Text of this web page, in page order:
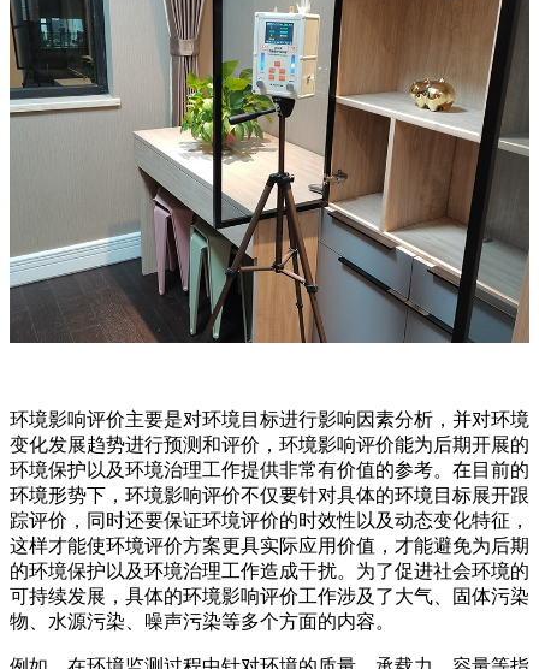
环境影响评价主要是对环境目标进行影响因素分析，并对环境
变化发展趋势进行预测和评价，环境影响评价能为后期开展的
环境保护以及环境治理工作提供非常有价值的参考。在目前的
环境形势下，环境影响评价不仅要针对具体的环境目标展开跟
踪评价，同时还要保证环境评价的时效性以及动态变化特征，
这样才能使环境评价方案更具实际应用价值，才能避免为后期
的环境保护以及环境治理工作造成干扰。为了促进社会环境的
可持续发展，具体的环境影响评价工作涉及了大气、固体污染
物、水源污染、噪声污染等多个方面的内容。